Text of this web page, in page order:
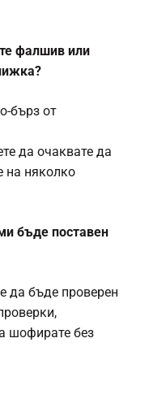
фалшив или
?
бърз от
да очаквате да
на няколко
бъде поставен
да бъде проверен
шофирате без